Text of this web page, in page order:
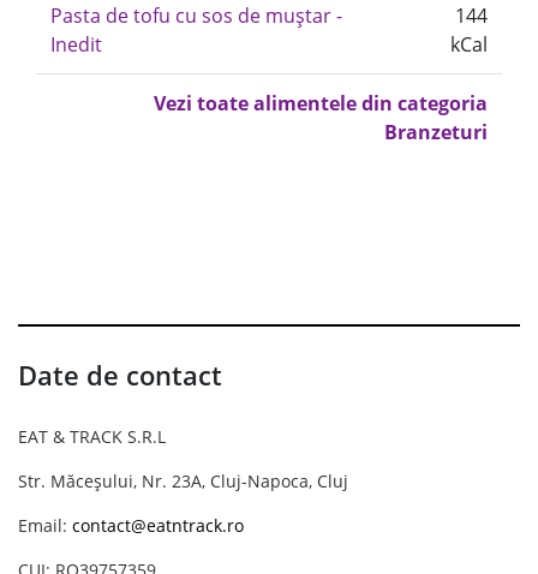
Pasta de tofu cu sos de muștar -
Inedit
144
kCal
Vezi toate alimentele din categoria
Branzeturi
Date de contact
EAT & TRACK S.R.L
Str. Măceșului, Nr. 23A, Cluj-Napoca, Cluj
Email: contact@eatntrack.ro